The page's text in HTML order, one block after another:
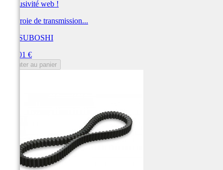
Exclusivité web !
Courroie de transmission...
MITSUBOSHI
215,01 €
Ajouter au panier